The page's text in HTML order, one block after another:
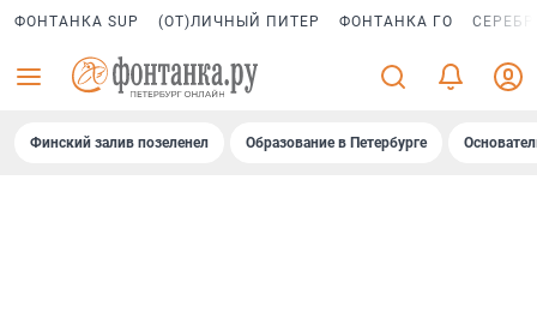
ФОНТАНКА SUP (ОТ)ЛИЧНЫЙ ПИТЕР ФОНТАНКА ГО
Финский залив позеленел Образование в Петербурге